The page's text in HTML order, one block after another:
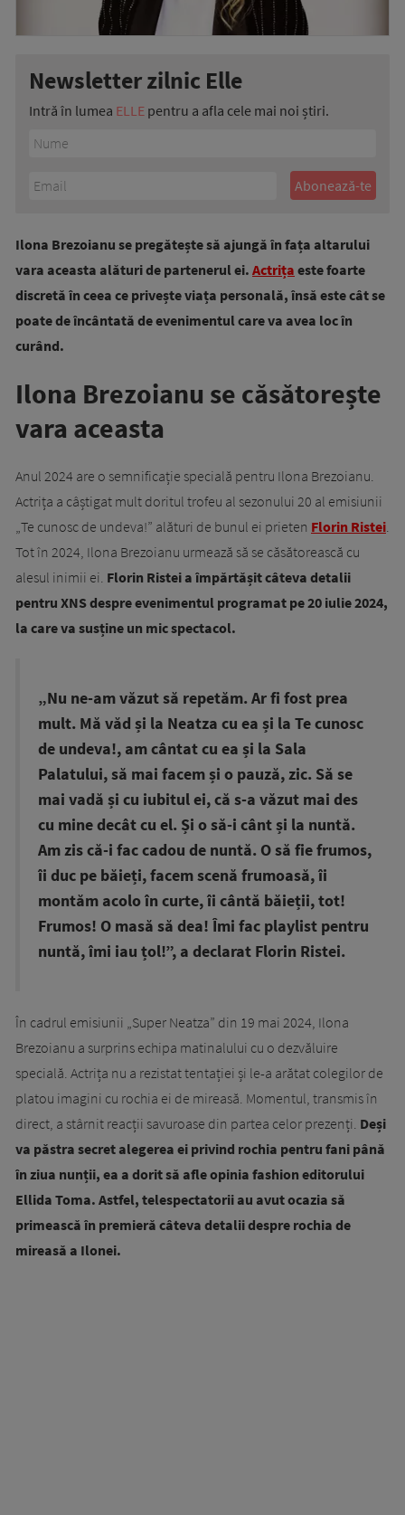
Newsletter zilnic Elle
Intră în lumea ELLE pentru a afla cele mai noi știri.
Ilona Brezoianu se pregătește să ajungă în fața altarului
vara aceasta alături de partenerul ei. Actrița este foarte
discretă în ceea ce privește viața personală, însă este cât se
poate de încântată de evenimentul care va avea loc în
curând.
Ilona Brezoianu se căsătorește
vara aceasta
Anul 2024 are o semnificație specială pentru Ilona Brezoianu.
Actrița a câștigat mult doritul trofeu al sezonului 20 al emisiunii
„Te cunosc de undeva!” alături de bunul ei prieten Florin Ristei.
Tot în 2024, Ilona Brezoianu urmează să se căsătorească cu
alesul inimii ei. Florin Ristei a împărtășit câteva detalii
pentru XNS despre evenimentul programat pe 20 iulie 2024,
la care va susține un mic spectacol.
„Nu ne-am văzut să repetăm. Ar fi fost prea
mult. Mă văd și la Neatza cu ea și la Te cunosc
de undeva!, am cântat cu ea și la Sala
Palatului, să mai facem și o pauză, zic. Să se
mai vadă și cu iubitul ei, că s-a văzut mai des
cu mine decât cu el. Și o să-i cânt și la nuntă.
Am zis că-i fac cadou de nuntă. O să fie frumos,
îi duc pe băieți, facem scenă frumoasă, îi
montăm acolo în curte, îi cântă băieții, tot!
Frumos! O masă să dea! Îmi fac playlist pentru
nuntă, îmi iau țol!”, a declarat Florin Ristei.
În cadrul emisiunii „Super Neatza” din 19 mai 2024, Ilona
Brezoianu a surprins echipa matinalului cu o dezvăluire
specială. Actrița nu a rezistat tentației și le-a arătat colegilor de
platou imagini cu rochia ei de mireasă. Momentul, transmis în
direct, a stârnit reacții savuroase din partea celor prezenți. Deși
va păstra secret alegerea ei privind rochia pentru fani până
în ziua nunții, ea a dorit să afle opinia fashion editorului
Ellida Toma. Astfel, telespectatorii au avut ocazia să
primească în premieră câteva detalii despre rochia de
mireasă a Ilonei.